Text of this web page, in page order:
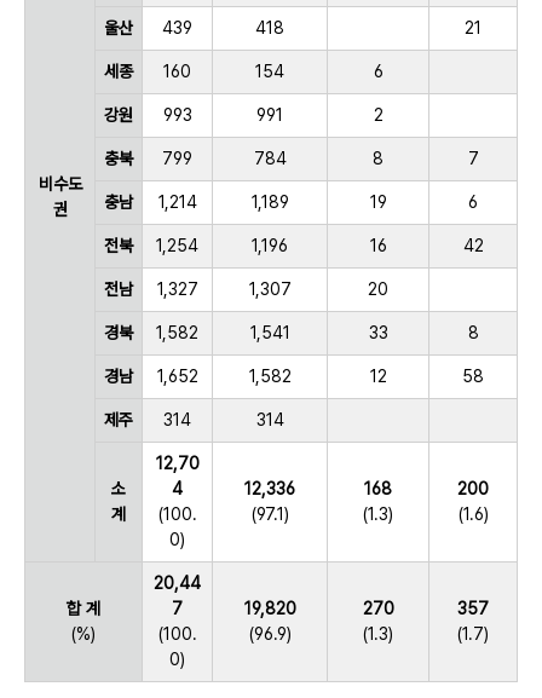
비수도
권
울산 439 418 21
세종 160 154 6
강원 993 991 2
충북 799 784 8 7
충남 1,214 1,189 19 6
전북 1,254 1,196 16 42
전남 1,327 1,307 20
경북 1,582 1,541 33 8
경남 1,652 1,582 12 58
제주 314 314
소
계
12,70
4
(100.
0)
12,336
(97.1)
168
(1.3)
200
(1.6)
합 계
(%)
20,44
7
(100.
0)
19,820
(96.9)
270
(1.3)
357
(1.7)